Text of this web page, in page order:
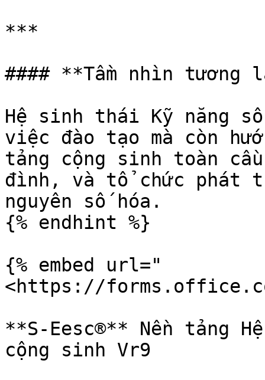
***
#### **Tầm nhìn tương
Hệ sinh thái Kỹ năng
việc đào tạo mà còn
tảng cộng sinh toàn
đình, và tổ chức phát
nguyên số hóa.
{% endhint %}
{% embed url="
<https://
**S-Eesc®** Nền tảng
cộng sinh Vr9